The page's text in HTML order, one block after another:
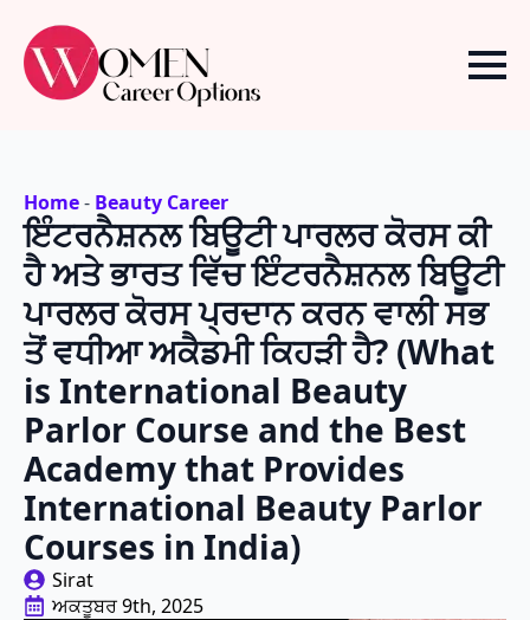
Home- Beauty Career
ਇੰਟਰਨੈਸ਼ਨਲ ਬਿਊਟੀ ਪਾਰਲਰ ਕੋਰਸ ਕੀ
ਹੈ ਅਤੇ ਭਾਰਤ ਵਿੱਚ ਇੰਟਰਨੈਸ਼ਨਲ ਬਿਊਟੀ
ਪਾਰਲਰ ਕੋਰਸ ਪ੍ਰਦਾਨ ਕਰਨ ਵਾਲੀ ਸਭ
ਤੋਂ ਵਧੀਆ ਅਕੈਡਮੀ ਕਿਹੜੀ ਹੈ? (What
is International Beauty
Parlor Course and the Best
Academy that Provides
International Beauty Parlor
Courses in India)
Sirat
ਅਕਤੂਬਰ 9th, 2025